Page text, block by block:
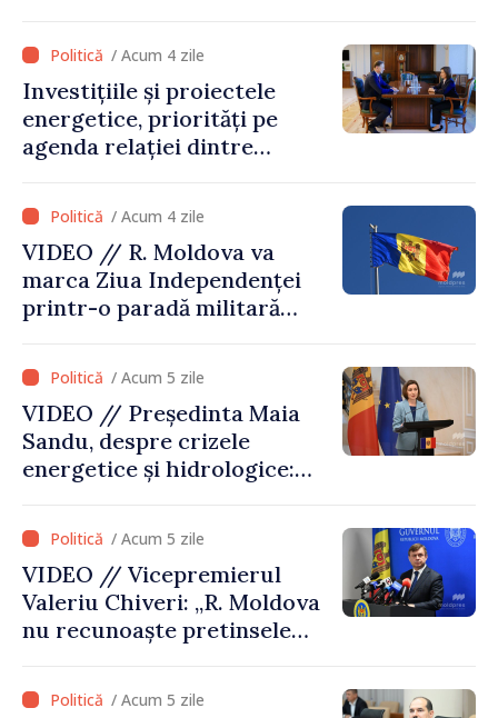
nevoie de multă energie și
stabilitate pentru a reuși”
/ Acum 4 zile
Investițiile și proiectele
energetice, priorități pe
agenda relației dintre
/ Acum 4 zile
VIDEO // R. Moldova va
marca Ziua Independenței
printr-o paradă militară
„Evenimentul reflectă
eforturile pentru
consolidarea capacităților
de apărare”
/ Acum 5 zile
VIDEO // Președinta Maia
Sandu, despre crizele
energetice și hidrologice:
posibilul pentru a atenua
consecințele”
/ Acum 5 zile
VIDEO // Vicepremierul
Valeriu Chiveri: „R. Moldova
nu recunoaște pretinsele
de structurile de la Tiraspol
/ Acum 5 zile